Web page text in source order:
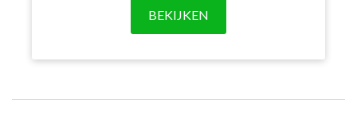
BEKIJKEN